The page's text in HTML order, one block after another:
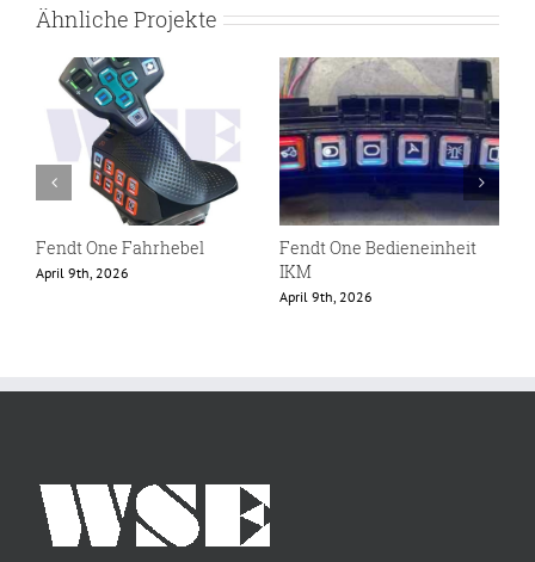
Ähnliche Projekte
Fendt One Fahrhebel
April 9th, 2026
Fendt One Bedieneinheit
IKM
April 9th, 2026